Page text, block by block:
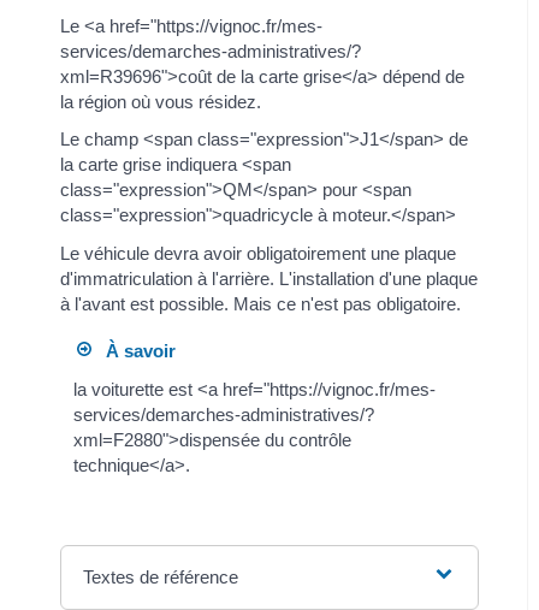
Le <a href="https://vignoc.fr/mes-
services/demarches-administratives/?
xml=R39696">coût de la carte grise</a> dépend de
la région où vous résidez.
Le champ <span class="expression">J1</span> de
la carte grise indiquera <span
class="expression">QM</span> pour <span
class="expression">quadricycle à moteur.</span>
Le véhicule devra avoir obligatoirement une plaque
d'immatriculation à l'arrière. L'installation d'une plaque
à l'avant est possible. Mais ce n'est pas obligatoire.
À savoir
la voiturette est <a href="https://vignoc.fr/mes-
services/demarches-administratives/?
xml=F2880">dispensée du contrôle
technique</a>.
Textes de référence